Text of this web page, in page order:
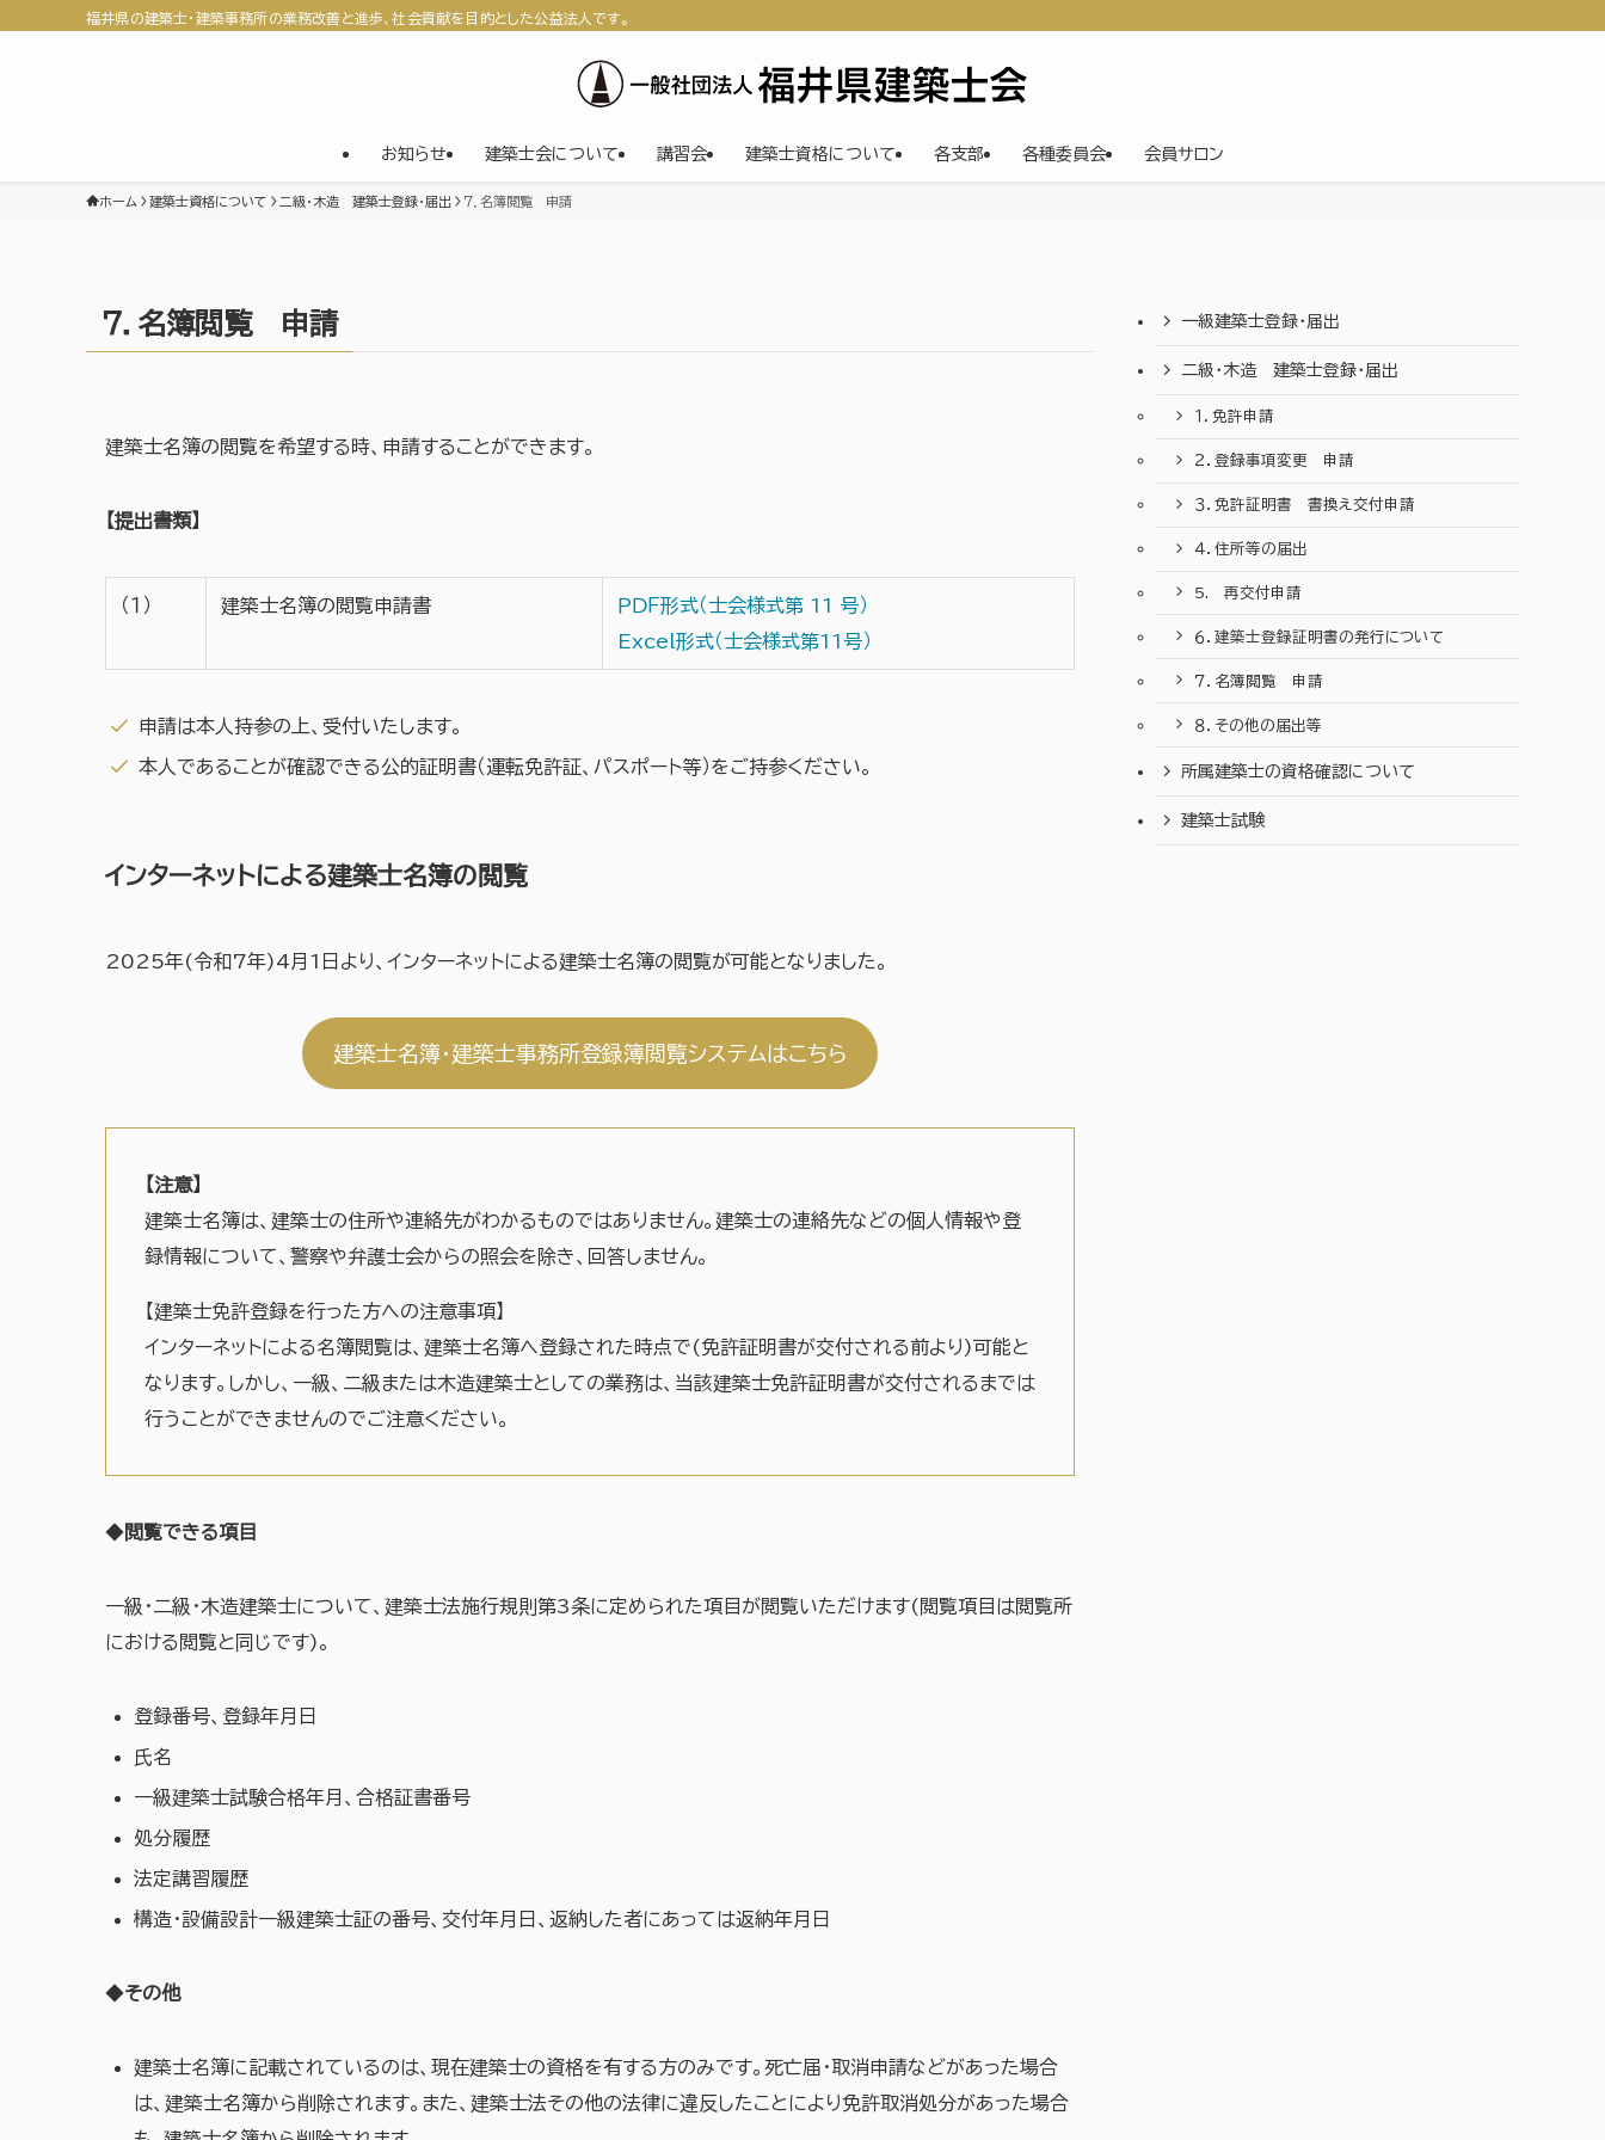
福井県の建築士・建築事務所の業務改善と進歩、社会貢献を目的とした公益法人です。
お知らせ 建築士会について 講習会 建築士資格について 各支部 各種委員会 会員サロン
ホーム 建築士資格について 二級・木造 建築士登録・届出 ７．名簿閲覧 申請
７．名簿閲覧 申請
建築士名簿の閲覧を希望する時、申請することができます。
【提出書類】
（１） 建築士名簿の閲覧申請書
ＰＤＦ形式（士会様式第 11 号）
Excel形式（士会様式第11号）
申請は本人持参の上、受付いたします。
本人であることが確認できる公的証明書（運転免許証、パスポート等）をご持参ください。
インターネットによる建築士名簿の閲覧
2025年(令和7年)4月1日より、インターネットによる建築士名簿の閲覧が可能となりました。
建築士名簿・建築士事務所登録簿閲覧システムはこちら
【注意】
建築士名簿は、建築士の住所や連絡先がわかるものではありません。建築士の連絡先などの個人情報や登
録情報について、警察や弁護士会からの照会を除き、回答しません。
【建築士免許登録を行った方への注意事項】
インターネットによる名簿閲覧は、建築士名簿へ登録された時点で(免許証明書が交付される前より)可能と
なります。しかし、一級、二級または木造建築士としての業務は、当該建築士免許証明書が交付されるまでは
行うことができませんのでご注意ください。
◆閲覧できる項目
一級・二級・木造建築士について、建築士法施行規則第3条に定められた項目が閲覧いただけます(閲覧項目は閲覧所
における閲覧と同じです)。
登録番号、登録年月日
氏名
一級建築士試験合格年月、合格証書番号
処分履歴
法定講習履歴
構造・設備設計一級建築士証の番号、交付年月日、返納した者にあっては返納年月日
◆その他
建築士名簿に記載されているのは、現在建築士の資格を有する方のみです。死亡届・取消申請などがあった場合
は、建築士名簿から削除されます。また、建築士法その他の法律に違反したことにより免許取消処分があった場合
一級建築士登録・届出
二級・木造 建築士登録・届出
１．免許申請
２．登録事項変更 申請
３．免許証明書 書換え交付申請
４．住所等の届出
5. 再交付申請
６．建築士登録証明書の発行について
７．名簿閲覧 申請
８．その他の届出等
所属建築士の資格確認について
建築士試験